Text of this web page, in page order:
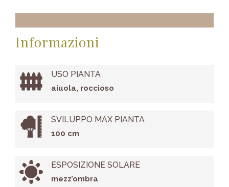
Informazioni
USO PIANTA
aiuola, roccioso
SVILUPPO MAX PIANTA
100 cm
ESPOSIZIONE SOLARE
mezz’ombra